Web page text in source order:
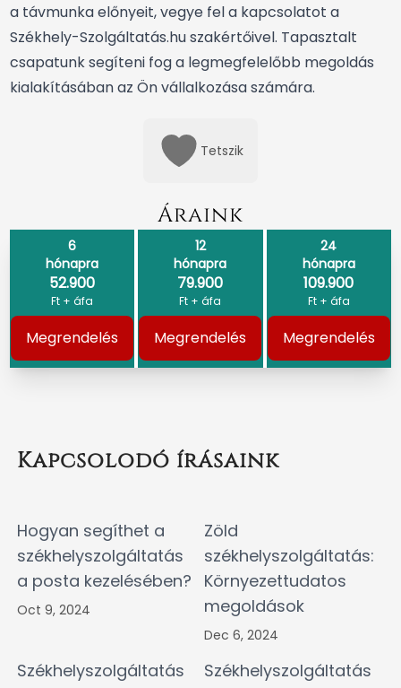
a távmunka előnyeit,vegye fel a kapcsolatot a
Székhely-Szolgáltatás.hu szakértőivel. Tapasztalt
csapatunk segíteni fog a legmegfelelőbb megoldás
kialakításában az Ön vállalkozása számára.
Tetszik
Áraink
6
hónapra
52.900
Ft + áfa
Megrendelés
12
hónapra
79.900
Ft + áfa
Megrendelés
24
hónapra
109.900
Ft + áfa
Megrendelés
Kapcsolodó írásaink
Hogyan segíthet a
székhelyszolgáltatás
a posta kezelésében?
Oct 9, 2024
Zöld
székhelyszolgáltatás:
Környezettudatos
megoldások
Dec 6, 2024
Székhelyszolgáltatás
Székhelyszolgáltatás